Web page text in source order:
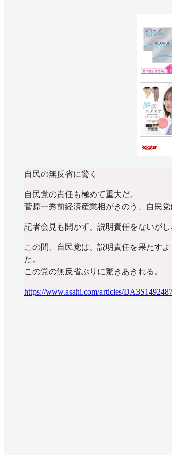
自民の無反省に驚く
自民党の責任も極めて重大だ。
菅原一秀前経済産業相がきのう、自民
記者会見も開かず、説明責任をないが
この間、自民党は、説明責任を果たす
た。
この党の無反省ぶりに驚きあきれる。
https://www.asahi.com/articles/